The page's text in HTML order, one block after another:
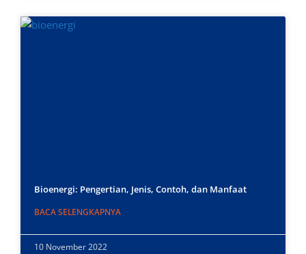
Bioenergi: Pengertian, Jenis, Contoh, dan Manfaat
BACA SELENGKAPNYA
10 November 2022